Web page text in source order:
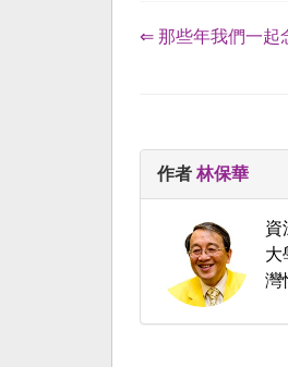
⇐ 那些年我們一起
作者 林保華
資
大
灣